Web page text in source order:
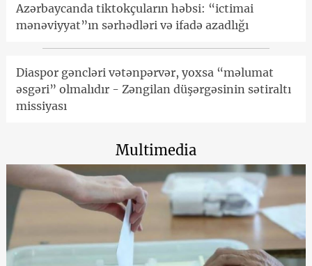
Azərbaycanda tiktokçuların həbsi: “ictimai
mənəviyyat”ın sərhədləri və ifadə azadlığı
Diaspor gəncləri vətənpərvər, yoxsa “məlumat
əsgəri” olmalıdır - Zəngilan düşərgəsinin sətiraltı
missiyası
Multimedia